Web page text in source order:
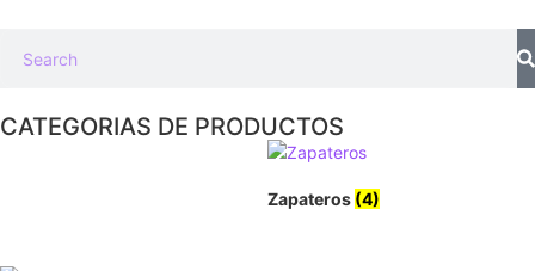
CATEGORIAS DE PRODUCTOS
Zapateros (4)